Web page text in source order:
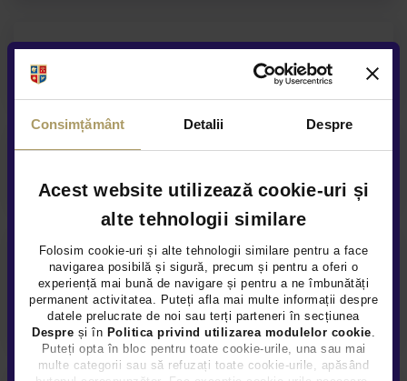
Consimțământ Detalii Despre
Acest website utilizează cookie-uri și
alte tehnologii similare
Folosim cookie-uri și alte tehnologii similare pentru a face
navigarea posibilă și sigură, precum și pentru a oferi o
experiență mai bună de navigare și pentru a ne îmbunătăți
permanent activitatea. Puteți afla mai multe informații despre
datele prelucrate de noi sau terți parteneri în secțiunea
Despre și în Politica privind utilizarea modulelor cookie.
Puteți opta în bloc pentru toate cookie-urile, una sau mai
multe categorii sau să refuzați toate cookie-urile, apăsând
Acoperire service anuala